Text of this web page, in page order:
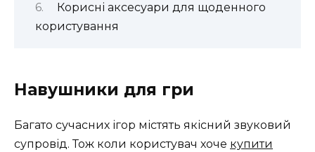
Корисні аксесуари для щоденного
користування
Навушники для гри
Багато сучасних ігор містять якісний звуковий
супровід. Тож коли користувач хоче купити